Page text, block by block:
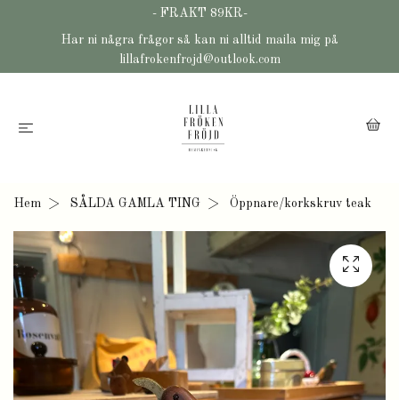
- FRAKT 89KR-
Har ni några frågor så kan ni alltid maila mig på
lillafrokenfrojd@outlook.com
Hem SÅLDA GAMLA TING Öppnare/korkskruv teak